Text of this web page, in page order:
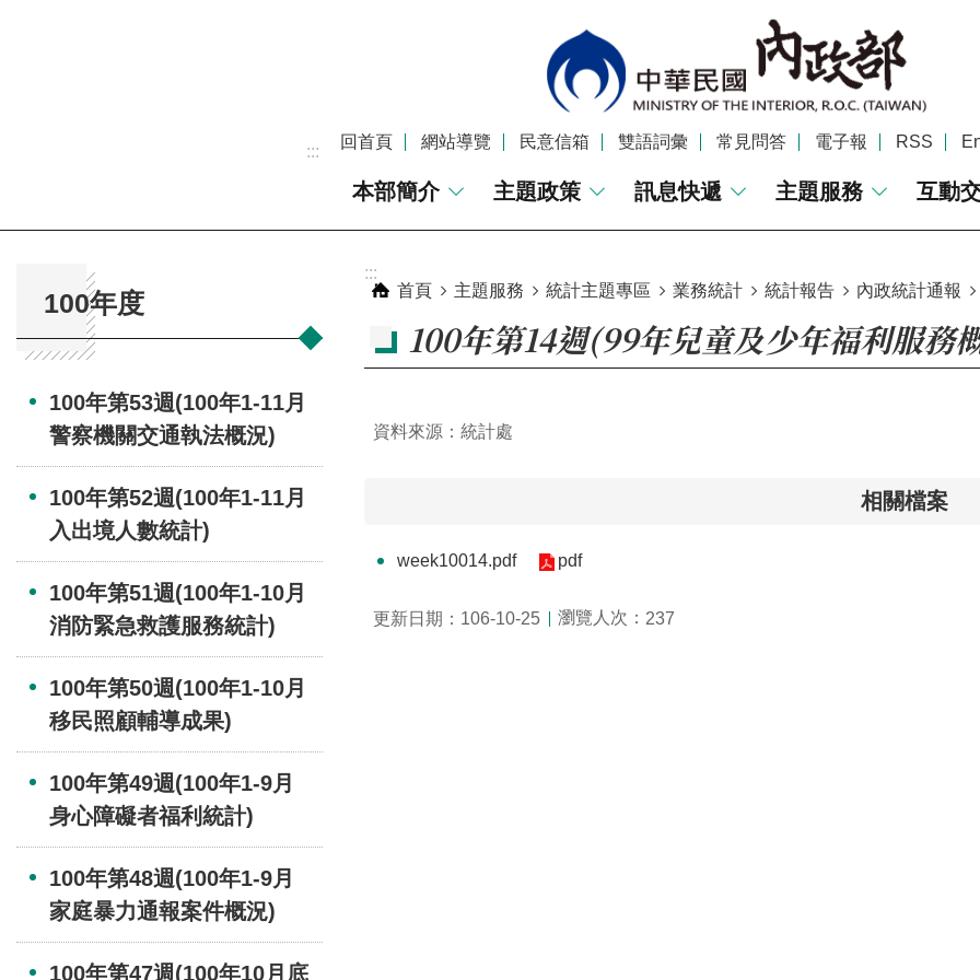
:::
回首頁 網站導覽 民意信箱 雙語詞彙 常見問答 電子報 RSS
本部簡介 主題政策 訊息快遞 主題服務 互動
100年度
100年第53週(100年1-11月
警察機關交通執法概況)
100年第52週(100年1-11月
入出境人數統計)
100年第51週(100年1-10月
消防緊急救護服務統計)
100年第50週(100年1-10月
移民照顧輔導成果)
100年第49週(100年1-9月
身心障礙者福利統計)
100年第48週(100年1-9月
家庭暴力通報案件概況)
100年第47週(100年10月底
:::
首頁
主題服務 統計主題專區 業務統計 統計報告 內政統計通報
100年第14週(99年兒童及少年福利服務
資料來源：統計處
相關檔案
week10014.pdf pdf
更新日期：106-10-25 瀏覽人次： 237